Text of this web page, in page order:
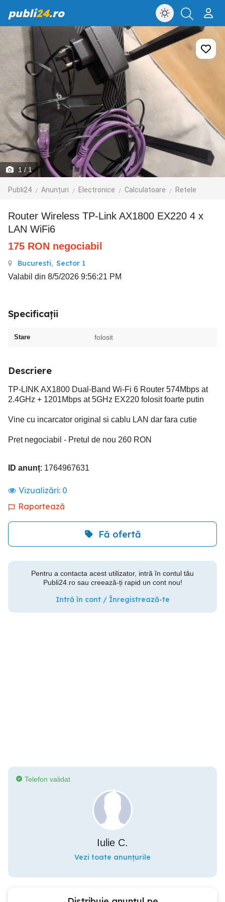
publi24.ro
1 / 1
Publi24 Anunțuri Electronice Calculatoare Retele
Router Wireless TP-Link AX1800 EX220 4 x
LAN WiFi6
175 RON negociabil
Bucuresti, Sector 1
Valabil din 8/5/2026 9:56:21 PM
Specificații
Stare folosit
Descriere
TP-LINK AX1800 Dual-Band Wi-Fi 6 Router 574Mbps at
2.4GHz + 1201Mbps at 5GHz EX220 folosit foarte putin
Vine cu incarcator original si cablu LAN dar fara cutie
Pret negociabil - Pretul de nou 260 RON
ID anunț: 1764967631
Vizualizări: 0
Raportează
Fă ofertă
Pentru a contacta acest utilizator, intră în contul tău
Publi24.ro sau creează-ți rapid un cont nou!
Intră în cont / Înregistrează-te
Telefon validat
Iulie C.
Vezi toate anunțurile